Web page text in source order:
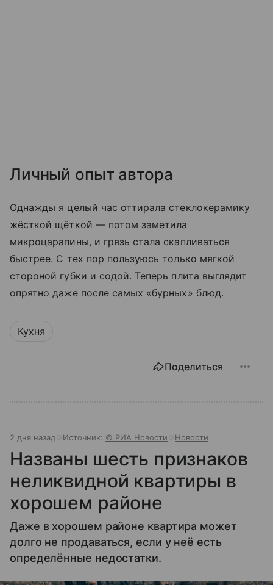
Личный опыт автора
Однажды я целый час оттирала стеклокерамику
жёсткой щёткой — потом заметила
микроцарапины, и грязь стала скапливаться
быстрее. С тех пор пользуюсь только мягкой
стороной губки и содой. Теперь плита выглядит
опрятно даже после самых «бурных» блюд.
Кухня
Поделиться
2 дня назад Источник: © РИА Новости Новости
Названы шесть признаков
неликвидной квартиры в
хорошем районе
Даже в хорошем районе квартира может
долго не продаваться, если у неё есть
определённые недостатки.